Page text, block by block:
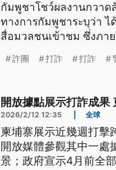
กัมพูชาโชว์ผลงานกวาด
ทางการกัมพูชาระบุว่า
สื่อมวลชนเข้าชม ซึ่งภา
詐團 打詐 打詐
開放據點展示打詐成果
2026/2/12 12:35 全球
柬埔寨展示近幾週打擊
開放媒體參觀其中一處
景；政府宣示4月前全部